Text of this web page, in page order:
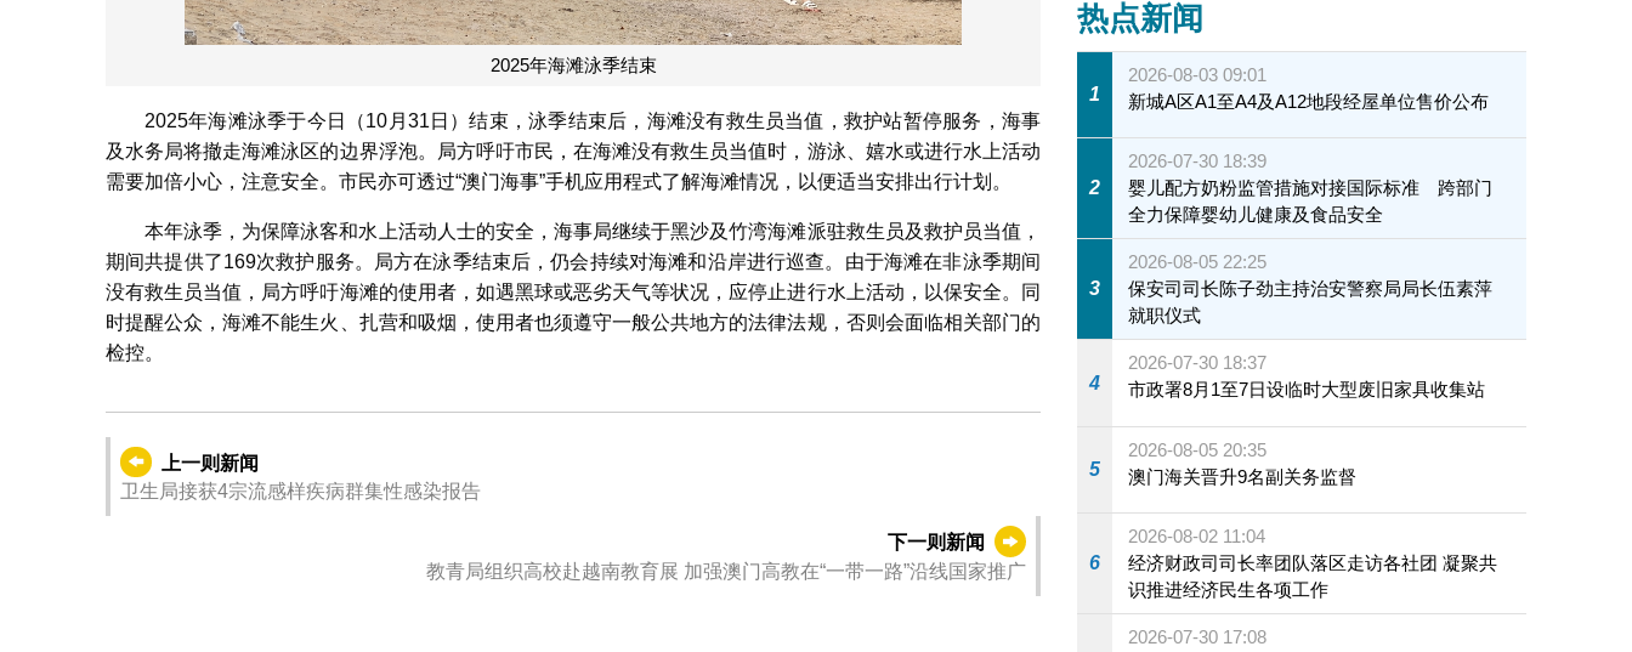
2025年海滩泳季结束
2025年海滩泳季于今日（10月31日）结束，泳季结束后，海滩没有救生员当值，救护站暂停服务，海事
及水务局将撤走海滩泳区的边界浮泡。局方呼吁市民，在海滩没有救生员当值时，游泳、嬉水或进行水上活动
需要加倍小心，注意安全。市民亦可透过“澳门海事”手机应用程式了解海滩情况，以便适当安排出行计划。
本年泳季，为保障泳客和水上活动人士的安全，海事局继续于黑沙及竹湾海滩派驻救生员及救护员当值，
期间共提供了169次救护服务。局方在泳季结束后，仍会持续对海滩和沿岸进行巡查。由于海滩在非泳季期间
没有救生员当值，局方呼吁海滩的使用者，如遇黑球或恶劣天气等状况，应停止进行水上活动，以保安全。同
时提醒公众，海滩不能生火、扎营和吸烟，使用者也须遵守一般公共地方的法律法规，否则会面临相关部门的
检控。
上一则新闻
卫生局接获4宗流感样疾病群集性感染报告
下一则新闻
教青局组织高校赴越南教育展 加强澳门高教在“一带一路”沿线国家推广
热点新闻
1
2026-08-03 09:01
新城A区A1至A4及A12地段经屋单位售价公布
2
2026-07-30 18:39
婴儿配方奶粉监管措施对接国际标准 跨部门
全力保障婴幼儿健康及食品安全
3
2026-08-05 22:25
保安司司长陈子劲主持治安警察局局长伍素萍
就职仪式
4
2026-07-30 18:37
市政署8月1至7日设临时大型废旧家具收集站
5
2026-08-05 20:35
澳门海关晋升9名副关务监督
6
2026-08-02 11:04
经济财政司司长率团队落区走访各社团 凝聚共
识推进经济民生各项工作
2026-07-30 17:08